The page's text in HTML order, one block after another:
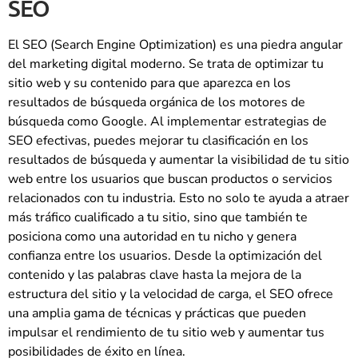
SEO
El SEO (Search Engine Optimization) es una piedra angular
del marketing digital moderno. Se trata de optimizar tu
sitio web y su contenido para que aparezca en los
resultados de búsqueda orgánica de los motores de
búsqueda como Google. Al implementar estrategias de
SEO efectivas, puedes mejorar tu clasificación en los
resultados de búsqueda y aumentar la visibilidad de tu sitio
web entre los usuarios que buscan productos o servicios
relacionados con tu industria. Esto no solo te ayuda a atraer
más tráfico cualificado a tu sitio, sino que también te
posiciona como una autoridad en tu nicho y genera
confianza entre los usuarios. Desde la optimización del
contenido y las palabras clave hasta la mejora de la
estructura del sitio y la velocidad de carga, el SEO ofrece
una amplia gama de técnicas y prácticas que pueden
impulsar el rendimiento de tu sitio web y aumentar tus
posibilidades de éxito en línea.